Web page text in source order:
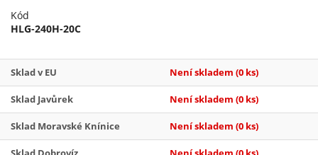
Kód
HLG-240H-20C
Sklad v EU Není skladem (0 ks)
Sklad Javůrek Není skladem (0 ks)
Sklad Moravské Knínice Není skladem (0 ks)